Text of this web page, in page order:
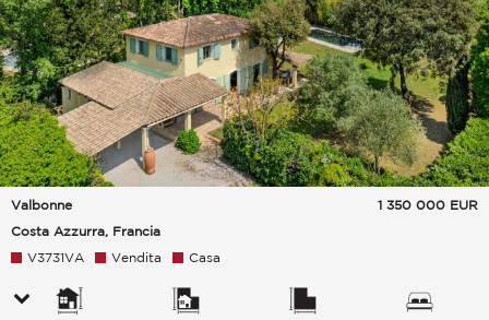
Valbonne
Costa Azzurra, Francia
1 350 000 EUR
V3731VA Vendita Casa